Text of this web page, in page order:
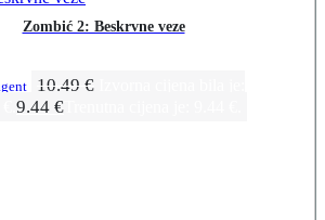
Zombić 2: Beskrvne veze
10.49 €
9.44 €